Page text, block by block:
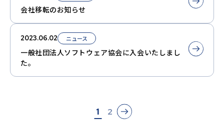
会社移転のお知らせ
2023.06.02 ニュース
一般社団法人ソフトウェア協会に入会いたしまし
た。
1 2